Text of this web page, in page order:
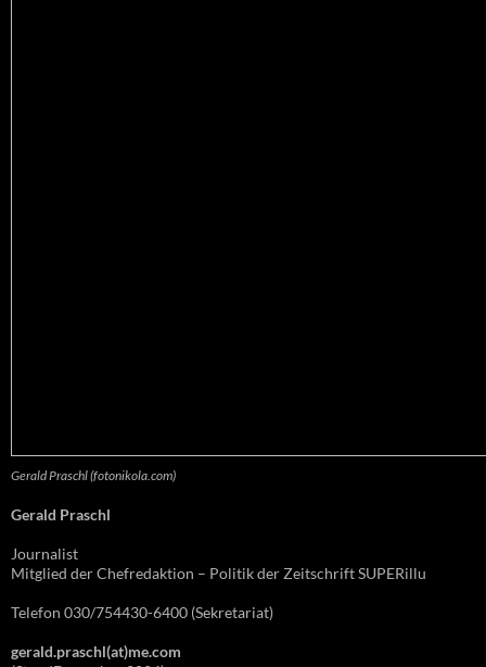
Gerald Praschl (fotonikola.com)
Gerald Praschl
Journalist
Mitglied der Chefredaktion – Politik der Zeitschrift SUPERillu
Telefon 030/754430-6400 (Sekretariat)
gerald.praschl(at)me.com